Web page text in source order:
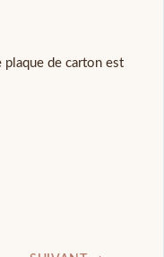
plaque de carton est